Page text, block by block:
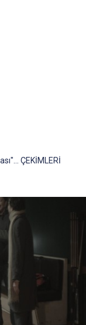
ÇEKİMLERİ